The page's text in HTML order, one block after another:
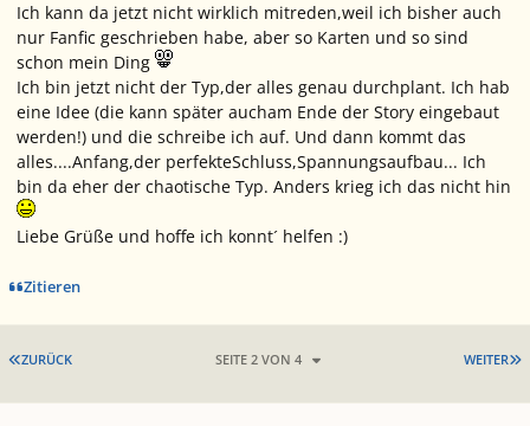
Ich kann da jetzt nicht wirklich mitreden,weil ich bisher auch
nur Fanfic geschrieben habe, aber so Karten und so sind
schon mein Ding
Ich bin jetzt nicht der Typ,der alles genau durchplant. Ich hab
eine Idee (die kann später aucham Ende der Story eingebaut
werden!) und die schreibe ich auf. Und dann kommt das
alles....Anfang,der perfekteSchluss,Spannungsaufbau... Ich
bin da eher der chaotische Typ. Anders krieg ich das nicht hin
Liebe Grüße und hoffe ich konnt´ helfen :)
Zitieren
ERSTE SEITE
ZURÜCK WEITER
SEITE 2 VON 4